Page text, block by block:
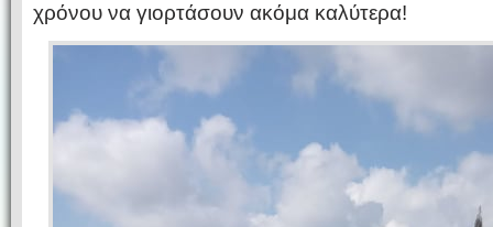
χρόνου να γιορτάσουν ακόμα καλύτερα!